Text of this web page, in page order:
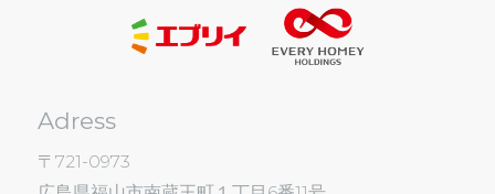
Adress
〒721-0973